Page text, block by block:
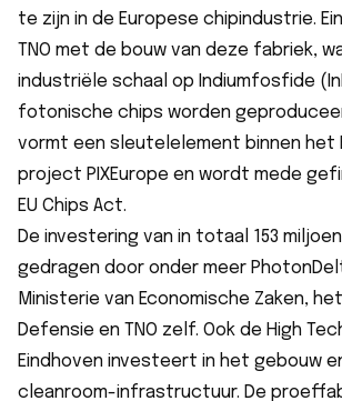
te zijn in de Europese chipindustrie.
TNO met de bouw van deze fabriek,
industriële schaal op Indiumfosfide
fotonische chips worden
vormt een sleutelelement binnen het
project PIXEurope en wordt mede
EU Chips Act.
De investering van in totaal 153
gedragen door onder meer
Ministerie van Economische Zaken,
Defensie en TNO zelf. Ook de High
Eindhoven investeert in het gebouw
cleanroom-infrastructuur. De